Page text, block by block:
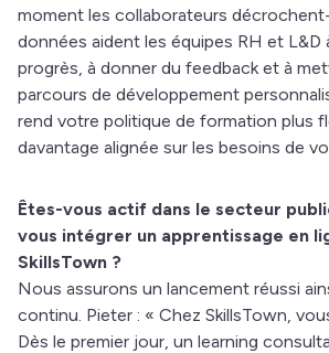
moment les collaborateurs
données aident les équipes RH et L&D
progrès, à donner du feedback et à
parcours de développement
rend votre politique de formation plus
davantage alignée sur les besoins de
Êtes-vous actif dans le secteur
vous intégrer un apprentissage en
SkillsTown ?
Nous assurons un lancement réussi
continu. Pieter : « Chez SkillsTown,
Dès le premier jour, un learning